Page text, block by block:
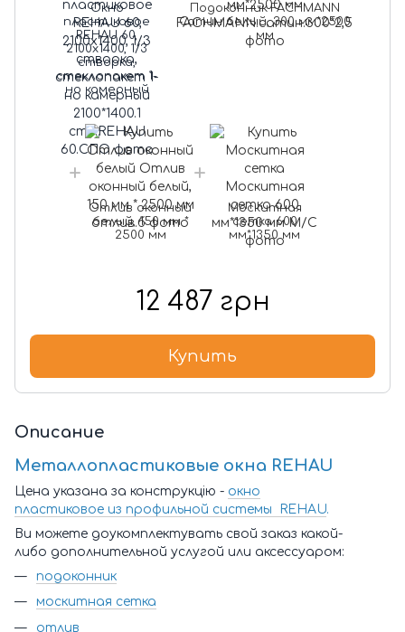
Окно
пластиковое
REHAU 60,
2100х1400, 1/3
створка,
стеклопакет 1-
но камерный
Подоконник FACHMANN
Сатин белый, 300 мм*2500
мм
Отлив оконный
белый, 150 мм *
2500 мм
Москитная
сетка 600
мм*1350 мм
12 487 грн
Купить
Описание
Металлопластиковые окна REHAU
Цена указана за конструкцію - окно
пластиковое из профильной системы REHAU.
Ви можете доукомплектувать свой заказ какой-
либо дополнительной услугой или аксессуаром:
подоконник
москитная сетка
отлив